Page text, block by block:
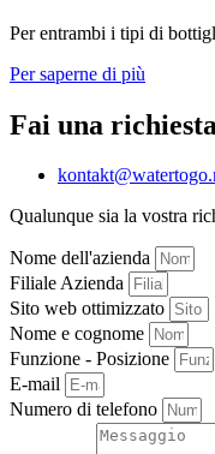
Per entrambi i tipi di
Per saperne di più
Fai una richiesta
Qualunque sia la vostra
Nome dell'azienda
Filiale Azienda
Sito web ottimizzato
Nome e cognome
Funzione - Posizione
E-mail
Numero di telefono